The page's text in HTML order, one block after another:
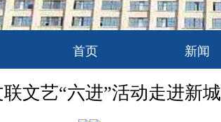
首页 新闻
文艺“六进”活动走进新